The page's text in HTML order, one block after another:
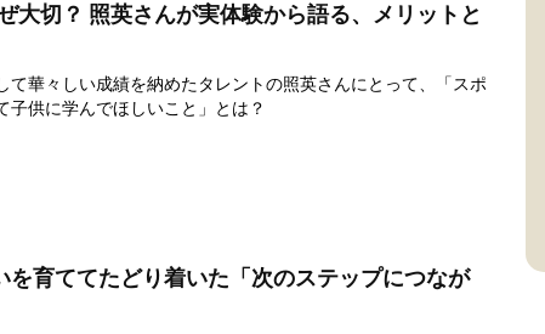
大切？ 照英さんが実体験から語る、メリットと
て華々しい成績を納めたタレントの照英さんにとって、「スポ
供に学んでほしいこと」とは？
育ててたどり着いた「次のステップにつなが